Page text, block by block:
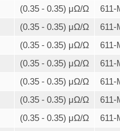
(0.35 - 0.35) μΩ/Ω 611-
(0.35 - 0.35) μΩ/Ω 611-
(0.35 - 0.35) μΩ/Ω 611-
(0.35 - 0.35) μΩ/Ω 611-
(0.35 - 0.35) μΩ/Ω 611-
(0.35 - 0.35) μΩ/Ω 611-
(0.35 - 0.35) μΩ/Ω 611-